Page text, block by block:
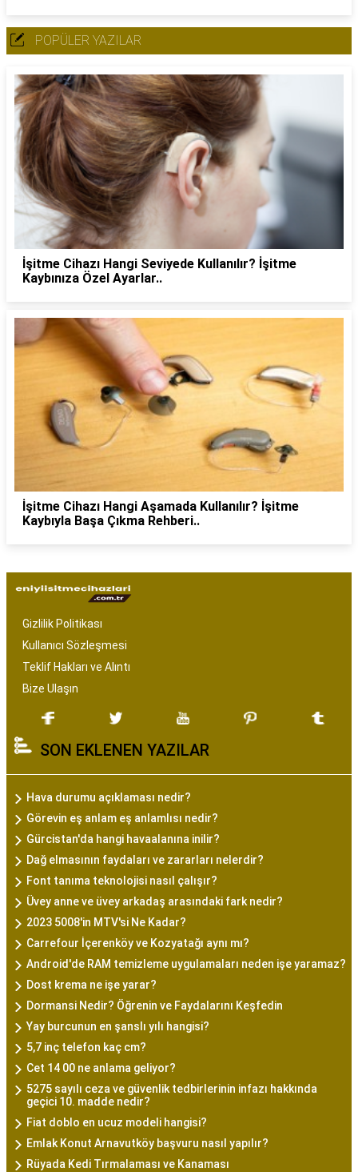
POPÜLER YAZILAR
İşitme Cihazı Hangi Seviyede Kullanılır? İşitme
Kaybınıza Özel Ayarlar..
İşitme Cihazı Hangi Aşamada Kullanılır? İşitme
Kaybıyla Başa Çıkma Rehberi..
Gizlilik Politikası
Kullanıcı Sözleşmesi
Teklif Hakları ve Alıntı
Bize Ulaşın
SON EKLENEN YAZILAR
Hava durumu açıklaması nedir?
Görevin eş anlam eş anlamlısı nedir?
Gürcistan'da hangi havaalanına inilir?
Dağ elmasının faydaları ve zararları nelerdir?
Font tanıma teknolojisi nasıl çalışır?
Üvey anne ve üvey arkadaş arasındaki fark nedir?
2023 5008'in MTV'si Ne Kadar?
Carrefour İçerenköy ve Kozyatağı aynı mı?
Android'de RAM temizleme uygulamaları neden işe yaramaz?
Dost krema ne işe yarar?
Dormansi Nedir? Öğrenin ve Faydalarını Keşfedin
Yay burcunun en şanslı yılı hangisi?
5,7 inç telefon kaç cm?
Cet 14 00 ne anlama geliyor?
5275 sayılı ceza ve güvenlik tedbirlerinin infazı hakkında
geçici 10. madde nedir?
Fiat doblo en ucuz modeli hangisi?
Emlak Konut Arnavutköy başvuru nasıl yapılır?
Rüyada Kedi Tırmalaması ve Kanaması